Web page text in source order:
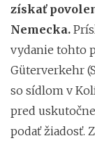
získať
Nemecka.
vydanie tohto
Güterverkehr
so sídlom v
pred
podať žiadosť.